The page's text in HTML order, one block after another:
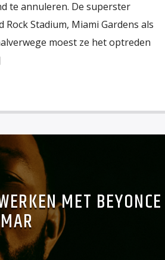
te annuleren. De superster
Stadium, Miami Gardens als
moest ze het optreden
MET